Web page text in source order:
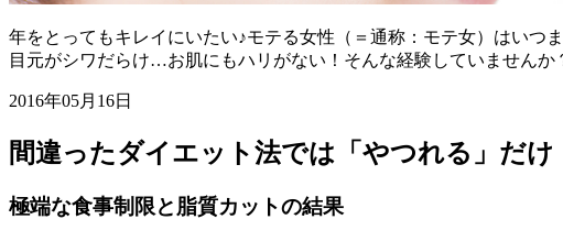
年をとってもキレイにいたい♪モテる女性（＝通称：モテ女）はい
目元がシワだらけ…お肌にもハリがない！そんな経験していません
2016年05月16日
間違ったダイエット法では「やつれる」だけ
極端な食事制限と脂質カットの結果